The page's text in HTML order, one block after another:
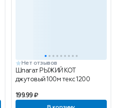
Нет отзывов
Шпагат РЫЖИЙ КОТ
джутовый 100м текс 1200
199.99 ₽